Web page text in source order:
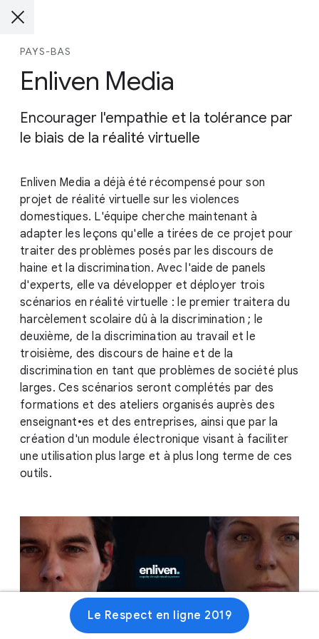
PAYS-BAS
Enliven Media
Encourager l'empathie et la tolérance par
le biais de la réalité virtuelle
Enliven Media a déjà été récompensé pour son
projet de réalité virtuelle sur les violences
domestiques. L'équipe cherche maintenant à
adapter les leçons qu'elle a tirées de ce projet pour
traiter des problèmes posés par les discours de
haine et la discrimination. Avec l'aide de panels
d'experts, elle va développer et déployer trois
scénarios en réalité virtuelle : le premier traitera du
harcèlement scolaire dû à la discrimination ; le
deuxième, de la discrimination au travail et le
troisième, des discours de haine et de la
discrimination en tant que problèmes de société plus
larges. Ces scénarios seront complétés par des
formations et des ateliers organisés auprès des
enseignant•es et des entreprises, ainsi que par la
création d'un module électronique visant à faciliter
une utilisation plus large et à plus long terme de ces
outils.
Le Respect en ligne 2019